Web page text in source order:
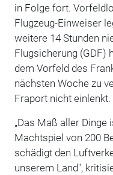
in Folge fort.
Flugzeug-Einweiser
weitere 14 Stunden
Flugsicherung (GDF)
dem Vorfeld des
nächsten Woche zu
Fraport nicht einlenkt.
„Das Maß aller
Machtspiel von 200
schädigt den
unserem Land",